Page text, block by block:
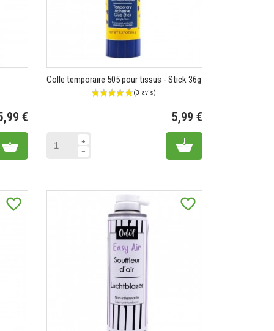
€
Add to cart
Colle temporaire 505 pour tissus - Stick 36g
5,99 €
Add to cart
favorite_border favorite_border